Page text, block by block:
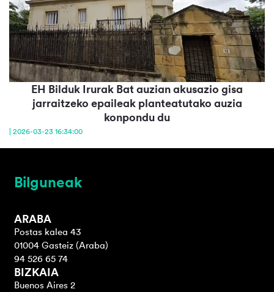
EH Bilduk Irurak Bat auzian akusazio gisa
jarraitzeko epaileak planteatutako auzia
konpondu du
| 2026-03-23 16:34:00
Bilguneak
ARABA
Postas kalea 43
01004 Gasteiz (Araba)
94 526 65 74
BIZKAIA
Buenos Aires 2